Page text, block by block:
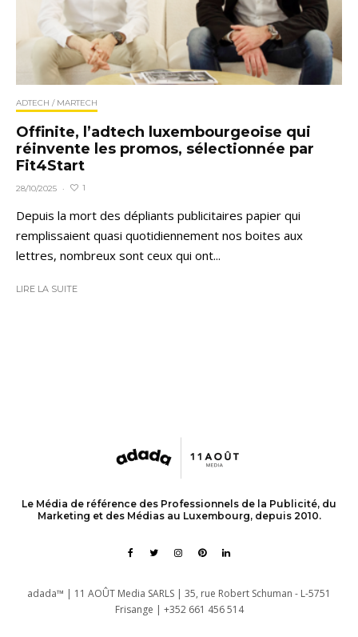
ADTECH / MARTECH
Offinite, l’adtech luxembourgeoise qui
réinvente les promos, sélectionnée par
Fit4Start
28/10/2025 · 1
Depuis la mort des dépliants publicitaires papier qui
remplissaient quasi quotidiennement nos boites aux
lettres, nombreux sont ceux qui ont...
LIRE LA SUITE
Le Média de référence des Professionnels de la Publicité, du
Marketing et des Médias au Luxembourg, depuis 2010.
adada™ | 11 AOÛT Media SARLS | 35, rue Robert Schuman - L-5751
Frisange | +352 661 456 514